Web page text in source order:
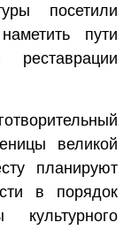
посетили
пути
реставрации
великой
планируют
в порядок